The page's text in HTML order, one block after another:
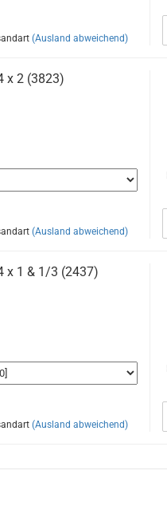
(Ausland abweichend)
x 2 (3823)
(Ausland abweichend)
x 1 & 1/3 (2437)
(Ausland abweichend)